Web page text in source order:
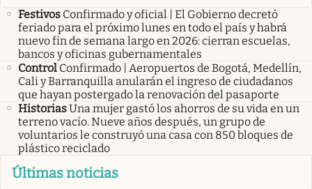
Festivos Confirmado y oficial | El Gobierno decretó
feriado para el próximo lunes en todo el país y habrá
nuevo fin de semana largo en 2026: cierran escuelas,
bancos y oficinas gubernamentales
Control Confirmado | Aeropuertos de Bogotá, Medellín,
Cali y Barranquilla anularán el ingreso de ciudadanos
que hayan postergado la renovación del pasaporte
HistoriasUna mujer gastó los ahorros de su vida en un
terreno vacío. Nueve años después, un grupo de
voluntarios le construyó una casa con 850 bloques de
plástico reciclado
Últimas noticias